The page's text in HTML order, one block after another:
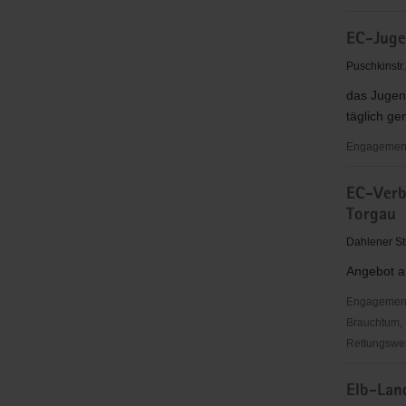
e.V.
e.V.
EC-
das
täglich
"Blue
Moon"
EC-
Torgau
Dahlener
Angebot
Verband
Elb-